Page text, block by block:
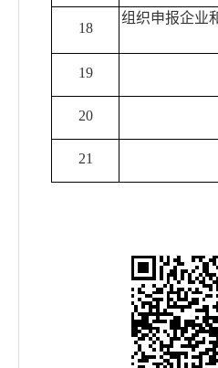
18
组织申报企业
19
20
21